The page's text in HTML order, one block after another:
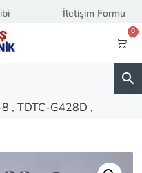
İletişim Formu
0
, TDTC-G428D ,